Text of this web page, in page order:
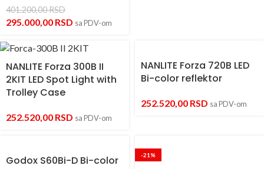
401.200,00RSD
295.000,00 RSD sa PDV-om
NANLITE Forza 300B II
2KIT LED Spot Light with
Trolley Case
252.520,00 RSD sa PDV-om
NANLITE Forza 720B LED
Bi-color reflektor
252.520,00 RSD sa PDV-om
Godox S60Bi-D Bi-color
-21%